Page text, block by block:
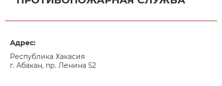
Адрес:
Республика Хакасия
г. Абакан, пр. Ленина 52